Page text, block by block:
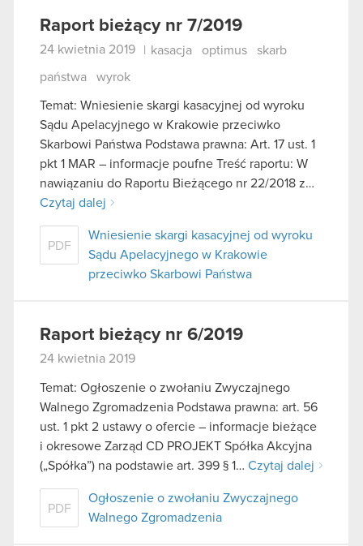
Raport bieżący nr 7/2019
24 kwietnia 2019 kasacja optimus skarb
państwa wyrok
Temat: Wniesienie skargi kasacyjnej od wyroku
Sądu Apelacyjnego w Krakowie przeciwko
Skarbowi Państwa Podstawa prawna: Art. 17 ust. 1
pkt 1 MAR – informacje poufne Treść raportu: W
nawiązaniu do Raportu Bieżącego nr 22/2018 z…
Czytaj dalej
PDF
Wniesienie skargi kasacyjnej od wyroku
Sądu Apelacyjnego w Krakowie
przeciwko Skarbowi Państwa
Raport bieżący nr 6/2019
24 kwietnia 2019
Temat: Ogłoszenie o zwołaniu Zwyczajnego
Walnego Zgromadzenia Podstawa prawna: art. 56
ust. 1 pkt 2 ustawy o ofercie – informacje bieżące
i okresowe Zarząd CD PROJEKT Spółka Akcyjna
(„Spółka”) na podstawie art. 399 § 1… Czytaj dalej
PDF
Ogłoszenie o zwołaniu Zwyczajnego
Walnego Zgromadzenia